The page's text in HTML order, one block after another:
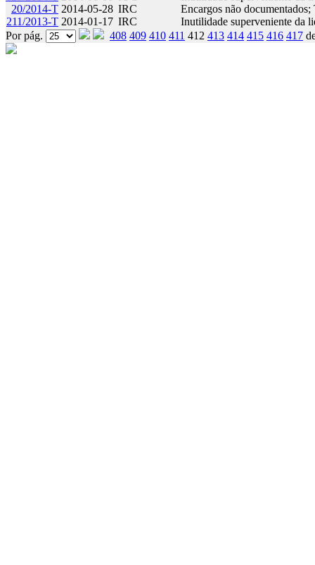
20/2014-T 2014-05-28 IRC
Encargos não
211/2013-T 2014-01-17 IRC
Inutilidade superveniente da
Por pág.
408 409 410 411 412 413 414 415 416 417